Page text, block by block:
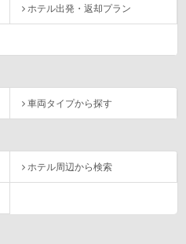
ホテル出発・返却プラン
車両タイプから探す
ホテル周辺から検索